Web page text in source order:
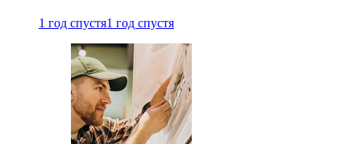
1 год спустя1 год спустя